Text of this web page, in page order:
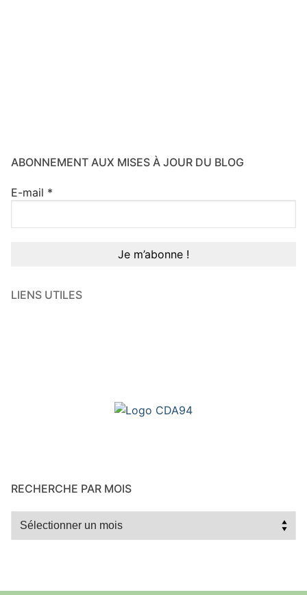
ABONNEMENT AUX MISES À JOUR DU BLOG
E-mail *
LIENS UTILES
RECHERCHE PAR MOIS
Recherche